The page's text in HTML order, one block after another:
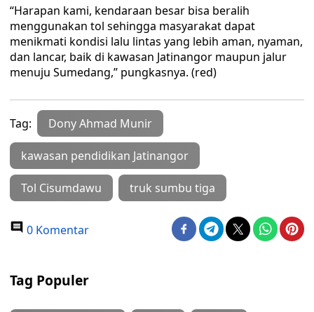
“Harapan kami, kendaraan besar bisa beralih
menggunakan tol sehingga masyarakat dapat
menikmati kondisi lalu lintas yang lebih aman, nyaman,
dan lancar, baik di kawasan Jatinangor maupun jalur
menuju Sumedang,” pungkasnya. (red)
Tag: Dony Ahmad Munir
kawasan pendidikan Jatinangor
Tol Cisumdawu truk sumbu tiga
0 Komentar
Tag Populer